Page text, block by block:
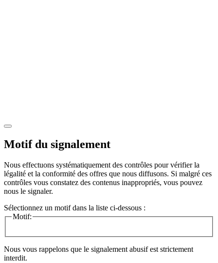
Motif du signalement
Nous effectuons systématiquement des contrôles pour vérifier la
légalité et la conformité des offres que nous diffusons. Si malgré ces
contrôles vous constatez des contenus inappropriés, vous pouvez
nous le signaler.
Sélectionnez un motif dans la liste ci-dessous :
Motif:
Nous vous rappelons que le signalement abusif est strictement
interdit.